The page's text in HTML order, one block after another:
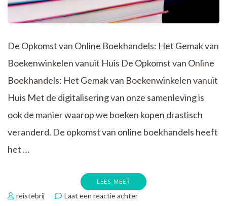
De Opkomst van Online Boekhandels: Het Gemak van
Boekenwinkelen vanuit Huis De Opkomst van Online
Boekhandels: Het Gemak van Boekenwinkelen vanuit
Huis Met de digitalisering van onze samenleving is
ook de manier waarop we boeken kopen drastisch
veranderd. De opkomst van online boekhandels heeft
het …
LEES MEER
reistebrij Laat een reactie achterop